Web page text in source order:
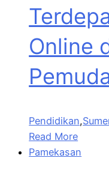
Online
Pendidikan,
Read More
Pamekasan